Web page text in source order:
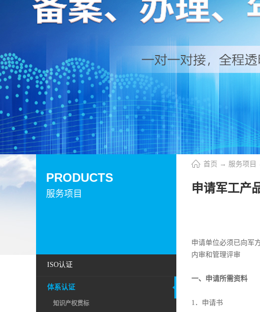
服务项目
PRODUCTS
ISO认证
体系认证
知识产权贯标
首页 → 服务项目
申请军工产
申请单位必须已向军
内审和管理评审
一、申请所需资料
1．申请书